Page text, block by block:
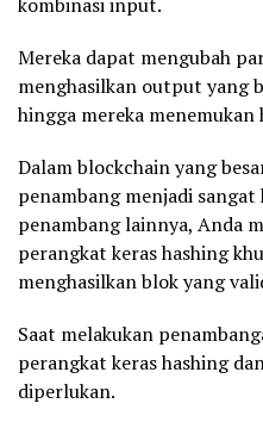
Mereka dapat mengubah
menghasilkan output yang
hingga mereka menemukan
Dalam blockchain yang
penambang menjadi
penambang lainnya, Anda
perangkat keras hashing
menghasilkan blok yang
Saat melakukan
perangkat keras hashing
diperlukan.